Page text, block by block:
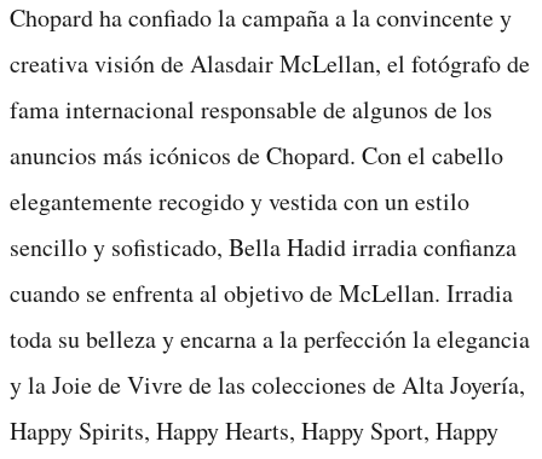
Chopard ha confiado la campaña a la convincente y
creativa visión de Alasdair McLellan, el fotógrafo de
fama internacional responsable de algunos de los
anuncios más icónicos de Chopard. Con el cabello
elegantemente recogido y vestida con un estilo
sencillo y sofisticado, Bella Hadid irradia confianza
cuando se enfrenta al objetivo de McLellan. Irradia
toda su belleza y encarna a la perfección la elegancia
y la Joie de Vivre de las colecciones de Alta Joyería,
Happy Spirits, Happy Hearts, Happy Sport, Happy